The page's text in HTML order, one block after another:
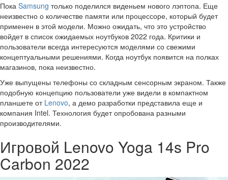
Пока Samsung только поделился виденьем нового лэптопа. Еще
неизвестно о количестве памяти или процессоре, который будет
применен в этой модели. Можно ожидать, что это устройство
войдет в список ожидаемых ноутбуков 2022 года. Критики и
пользователи всегда интересуются моделями со свежими
концептуальными решениями. Когда ноутбук появится на полках
магазинов, пока неизвестно.
Уже выпущены телефоны со складным сенсорным экраном. Также
подобную концепцию пользователи уже видели в компактном
планшете от Lenovo, а демо разработки представила еще и
компания Intel. Технология будет опробована разными
производителями.
Игровой Lenovo Yoga 14s Pro
Carbon 2022